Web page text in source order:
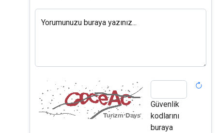
Yorumunuzu buraya yazınız...
Güvenlik
kodlarını
buraya